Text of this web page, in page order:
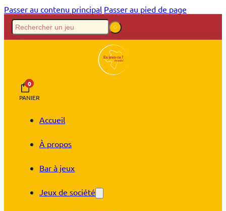
Passer au contenu principal Passer au pied de page
0
PANIER
Accueil
À propos
Bar à jeux
Jeux de société